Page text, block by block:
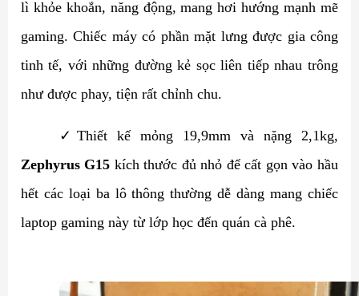
lì khỏe khoắn, năng động, mang hơi hướng mạnh mẽ
gaming. Chiếc máy có phần mặt lưng được gia công
tinh tế, với những đường kẻ sọc liên tiếp nhau trông
như được phay, tiện rất chỉnh chu.
✓ Thiết kế mỏng 19,9mm và nặng 2,1kg,
Zephyrus G15 kích thước đủ nhỏ để cất gọn vào hầu
hết các loại ba lô thông thường dễ dàng mang chiếc
laptop gaming này từ lớp học đến quán cà phê.